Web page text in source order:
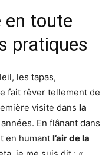
en toute
pratiques
les tapas,
fait rêver tellement de
visite dans la
En flânant dans
en humant l’air de la